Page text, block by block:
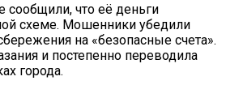
сообщили, что её деньги
схеме. Мошенники убедили
на «безопасные счета».
и постепенно переводила
города.